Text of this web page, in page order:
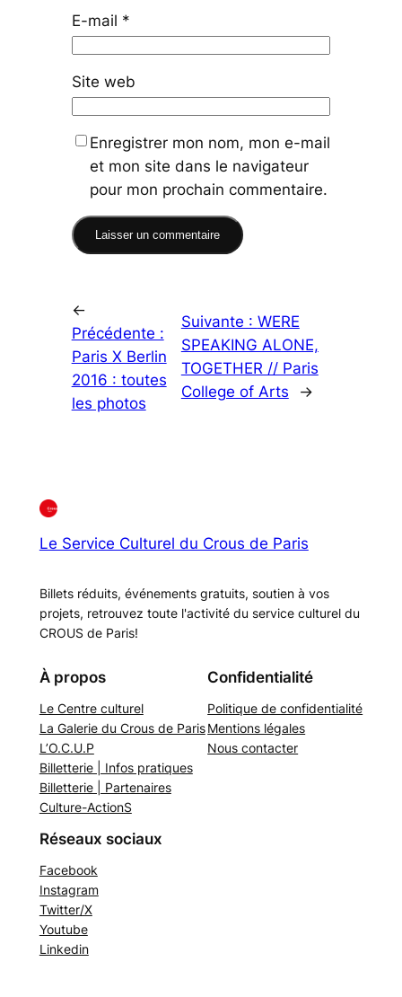
E-mail *
Site web
Enregistrer mon nom, mon e-mail
et mon site dans le navigateur
pour mon prochain commentaire.
←
Précédente :
Paris X Berlin
2016 : toutes
les photos
Suivante : WERE
SPEAKING ALONE,
TOGETHER // Paris
College of Arts
→
Le Service Culturel du Crous de Paris
Billets réduits, événements gratuits, soutien à vos
projets, retrouvez toute l'activité du service culturel du
CROUS de Paris!
À propos
Le Centre culturel
La Galerie du Crous de Paris
L’O.C.U.P
Billetterie | Infos pratiques
Billetterie | Partenaires
Culture-ActionS
Confidentialité
Politique de confidentialité
Mentions légales
Nous contacter
Réseaux sociaux
Facebook
Instagram
Twitter/X
Youtube
Linkedin